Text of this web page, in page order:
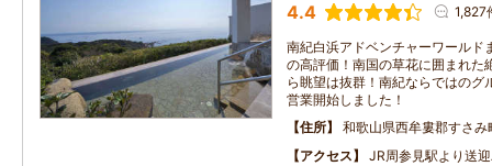
4.4 1,827
南紀白浜アドベンチャーワール
の高評価！南国の草花に囲まれた
ら眺望は抜群！南紀ならではのグ
営業開始しました！
住所
和歌山県西牟婁郡すさ
アクセス
JR周参見駅より送